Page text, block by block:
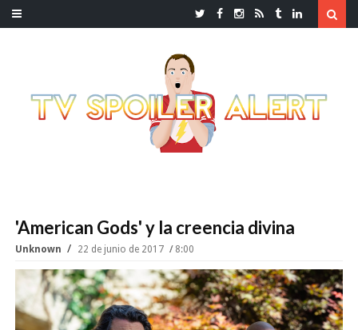
'American Gods' y la creencia divina
Unknown 22 de junio de 2017 8:00